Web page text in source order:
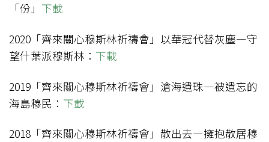
「份」 下載
2020「齊來關心穆斯林祈禱會」以華冠代替灰塵—守
望什葉派穆斯林： 下載
2019「齊來關心穆斯林祈禱會」滄海遺珠—被遺忘的
海島穆民： 下載
2018「齊來關心穆斯林祈禱會」散出去—擁抱散居穆